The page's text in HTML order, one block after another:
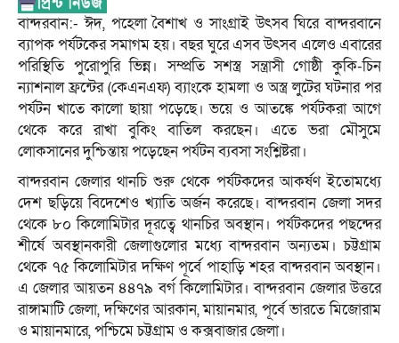
বান্দরবান:- ঈদ, পহেলা বৈশাখ ও সাংগ্রাই উৎসব ঘিরে বান্দরবানে
ব্যাপক পর্যটকের সমাগম হয়। বছর ঘুরে এসব উৎসব এলেও এবারের
পরিস্থিতি পুরোপুরি ভিন্ন। সম্প্রতি সশস্ত্র সন্ত্রাসী গোষ্ঠী কুকি-চিন
ন্যাশনাল ফ্রন্টের (কেএনএফ) ব্যাংকে হামলা ও অস্ত্র লুটের ঘটনার পর
পর্যটন খাতে কালো ছায়া পড়েছে। ভয়ে ও আতঙ্কে পর্যটকরা আগে
থেকে করে রাখা বুকিং বাতিল করছেন। এতে ভরা মৌসুমে
লোকসানের দুশ্চিন্তায় পড়েছেন পর্যটন ব্যবসা সংশ্লিষ্টরা।
বান্দরবান জেলার থানচি শুরু থেকে পর্যটকদের আকর্ষণ ইতোমধ্যে
দেশ ছড়িয়ে বিদেশেও খ্যাতি অর্জন করেছে। বান্দরবান জেলা সদর
থেকে ৮০ কিলোমিটার দূরত্বে থানচির অবস্থান। পর্যটকদের পছন্দের
শীর্ষে অবস্থানকারী জেলাগুলোর মধ্যে বান্দরবান অন্যতম। চট্টগ্রাম
থেকে ৭৫ কিলোমিটার দক্ষিণ পূর্বে পাহাড়ি শহর বান্দরবান অবস্থান।
এ জেলার আয়তন ৪৪৭৯ বর্গ কিলোমিটার। বান্দরবান জেলার উত্তরে
রাঙ্গামাটি জেলা, দক্ষিণের আরকান, মায়ানমার, পূর্বে ভারতে মিজোরাম
ও মায়ানমারে, পশ্চিমে চট্টগ্রাম ও কক্সবাজার জেলা।